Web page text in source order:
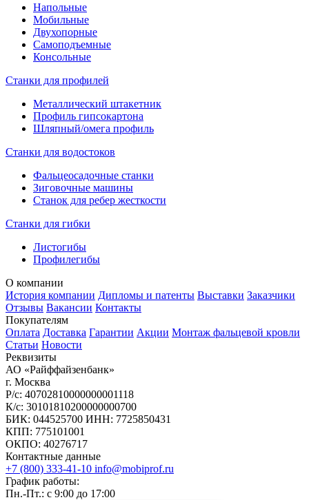
Напольные
Мобильные
Двухопорные
Самоподъемные
Консольные
Станки для профилей
Металлический штакетник
Профиль гипсокартона
Шляпный/омега профиль
Станки для водостоков
Фальцеосадочные станки
Зиговочные машины
Станок для ребер жесткости
Станки для гибки
Листогибы
Профилегибы
О компании
История компании Дипломы и патенты Выставки Заказчики
Отзывы Вакансии Контакты
Покупателям
Оплата Доставка Гарантии Акции Монтаж фальцевой кровли
Статьи Новости
Реквизиты
АО «Райффайзенбанк»
г. Москва
Р/с: 40702810000000001118
К/с: 30101810200000000700
БИК: 044525700 ИНН: 7725850431
КПП: 775101001
ОКПО: 40276717
Контактные данные
+7 (800) 333-41-10 info@mobiprof.ru
График работы:
Пн.-Пт.: с 9:00 до 17:00